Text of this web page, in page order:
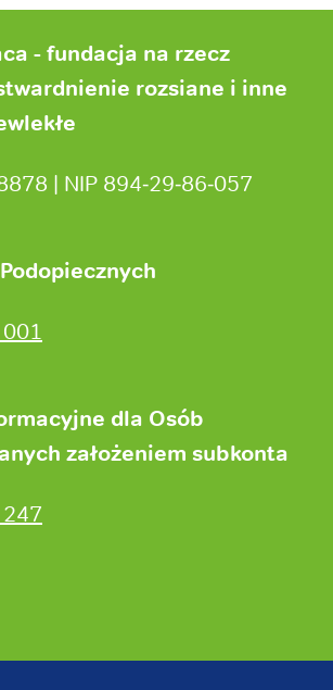
- fundacja na rzecz
rozsiane i inne
| NIP 894‑29‑86‑057
dla Osób
założeniem subkonta